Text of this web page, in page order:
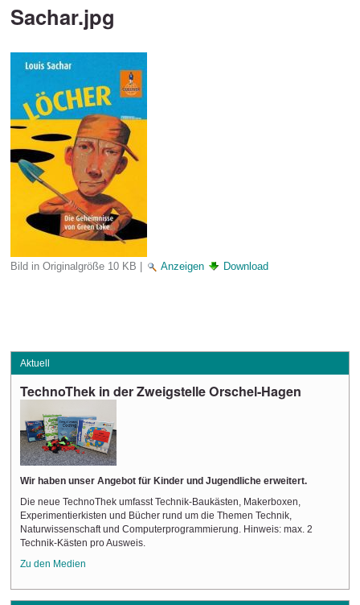
Sachar.jpg
Bild in Originalgröße 10 KB | Anzeigen Download
Aktuell
TechnoThek in der Zweigstelle Orschel-Hagen
Wir haben unser Angebot für Kinder und Jugendliche erweitert.
Die neue TechnoThek umfasst Technik-Baukästen, Makerboxen,
Experimentierkisten und Bücher rund um die Themen Technik,
Naturwissenschaft und Computerprogrammierung. Hinweis: max. 2
Technik-Kästen pro Ausweis.
Zu den Medien